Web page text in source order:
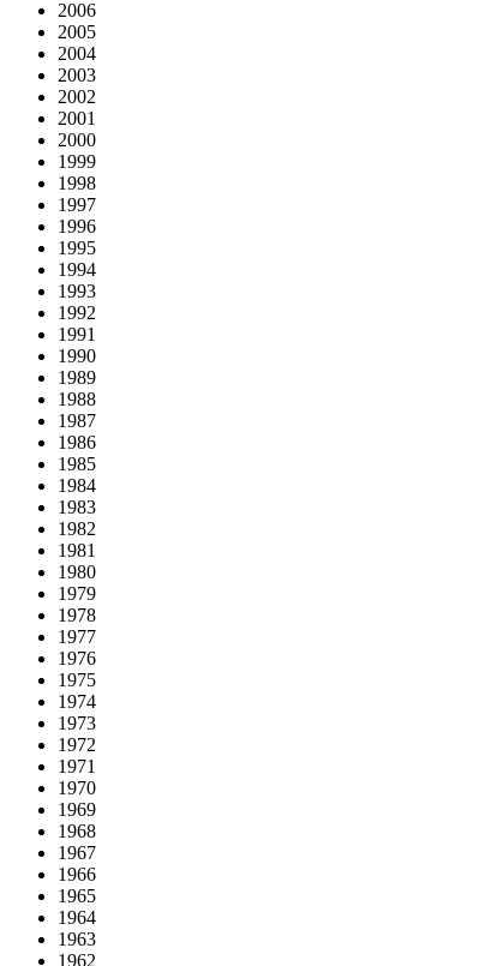
2006
2005
2004
2003
2002
2001
2000
1999
1998
1997
1996
1995
1994
1993
1992
1991
1990
1989
1988
1987
1986
1985
1984
1983
1982
1981
1980
1979
1978
1977
1976
1975
1974
1973
1972
1971
1970
1969
1968
1967
1966
1965
1964
1963
1962